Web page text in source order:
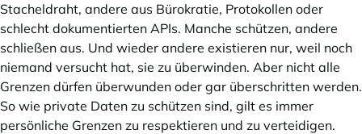
Stacheldraht, andere aus Bürokratie, Protokollen oder
schlecht dokumentierten APIs. Manche schützen, andere
schließen aus. Und wieder andere existieren nur, weil noch
niemand versucht hat, sie zu überwinden. Aber nicht alle
Grenzen dürfen überwunden oder gar überschritten werden.
So wie private Daten zu schützen sind, gilt es immer
persönliche Grenzen zu respektieren und zu verteidigen.